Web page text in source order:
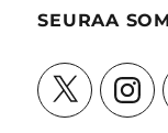
SEURAA
X